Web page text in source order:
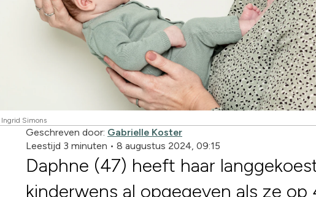
Simons
Geschreven door: Gabrielle Koster
Leestijd 3 minuten • 8 augustus 2024, 09:15
Daphne (47) heeft haar
kinderwens al opgegeven als ze op